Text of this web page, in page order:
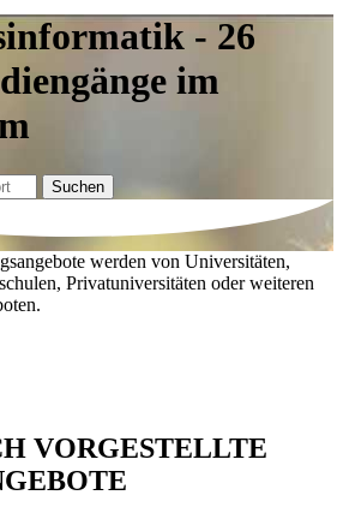
- 26
im
Suchen
werden von Universitäten,
Privatuniversitäten oder weiteren
VORGESTELLTE